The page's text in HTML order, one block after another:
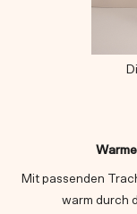
Mit passenden
warm durch